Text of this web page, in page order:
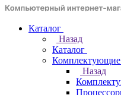
Каталог
Назад
Каталог
Назад